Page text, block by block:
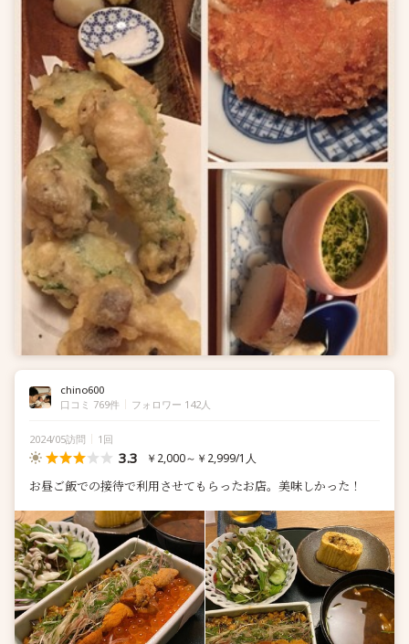
集合したのはこちらのお店。
chino600
口コミ 769件 フォロワー 142人
2024/05訪問 1回
3.3 ￥2,000～￥2,999/1人
お昼ご飯での接待で利用させてもらったお店。美味しかった！